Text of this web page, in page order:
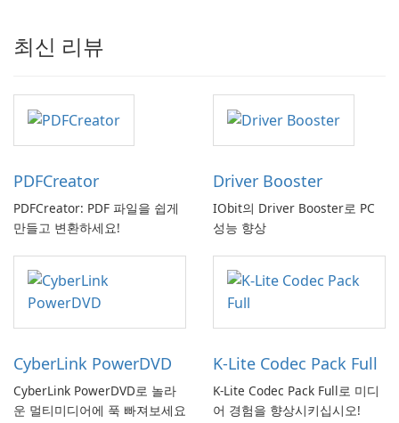
최신 리뷰
PDFCreator
PDFCreator: PDF 파일을 쉽게
만들고 변환하세요!
Driver Booster
IObit의 Driver Booster로 PC
성능 향상
CyberLink PowerDVD
CyberLink PowerDVD로 놀라
운 멀티미디어에 푹 빠져보세요
K-Lite Codec Pack Full
K-Lite Codec Pack Full로 미디
어 경험을 향상시키십시오!